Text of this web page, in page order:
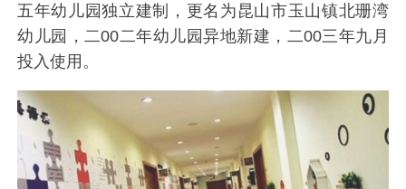
五年幼儿园独立建制，更名为昆山市玉山镇北珊湾
幼儿园，二00二年幼儿园异地新建，二00三年九月
投入使用。